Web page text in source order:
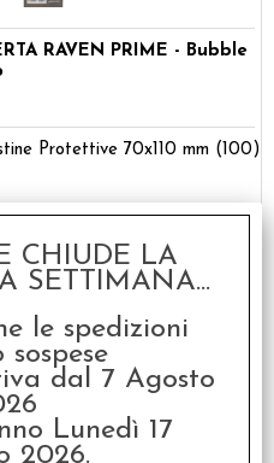
RAVEN PRIME - Bubble
Protettive 70x110 mm (100)
CHIUDE LA
SETTIMANA...
le spedizioni
sospese
dal 7 Agosto
Lunedì 17
2026.